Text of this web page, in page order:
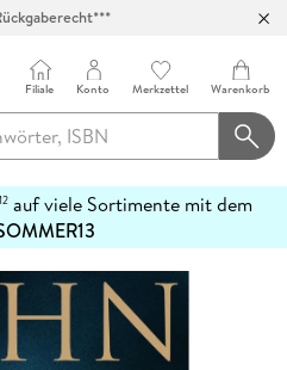
Filiale Konto Merkzettel Warenkorb
12auf viele Sortimente mit dem